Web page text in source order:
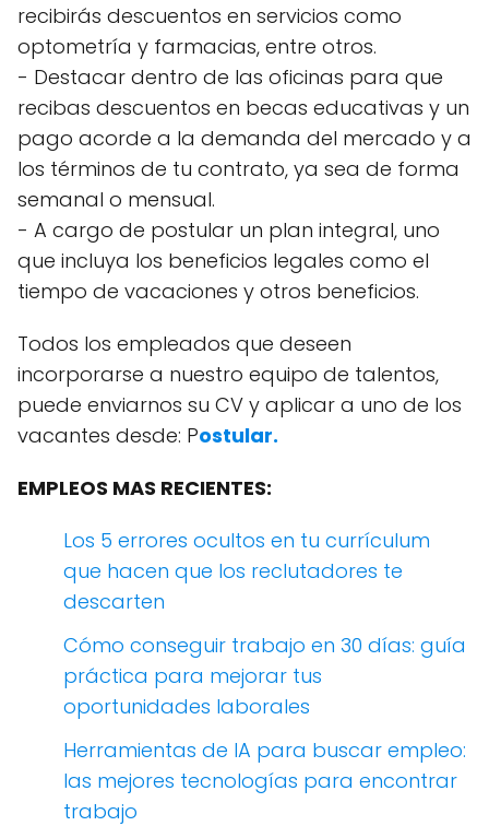
recibirás descuentos en servicios como
optometría y farmacias, entre otros.
- Destacar dentro de las oficinas para que
recibas descuentos en becas educativas y un
pago acorde a la demanda del mercado y a
los términos de tu contrato, ya sea de forma
semanal o mensual.
- A cargo de postular un plan integral, uno
que incluya los beneficios legales como el
tiempo de vacaciones y otros beneficios.
Todos los empleados que deseen
incorporarse a nuestro equipo de talentos,
puede enviarnos su CV y ​​aplicar a uno de los
vacantes desde: Postular.
EMPLEOS MAS RECIENTES:
Los 5 errores ocultos en tu currículum
que hacen que los reclutadores te
descarten
Cómo conseguir trabajo en 30 días: guía
práctica para mejorar tus
oportunidades laborales
Herramientas de IA para buscar empleo:
las mejores tecnologías para encontrar
trabajo